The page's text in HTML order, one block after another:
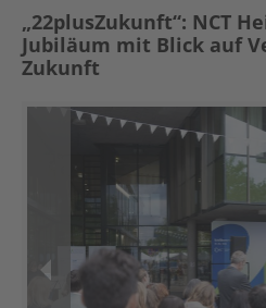
„22plusZukunft“: NCT
Jubiläum mit Blick auf
Zukunft
Previous